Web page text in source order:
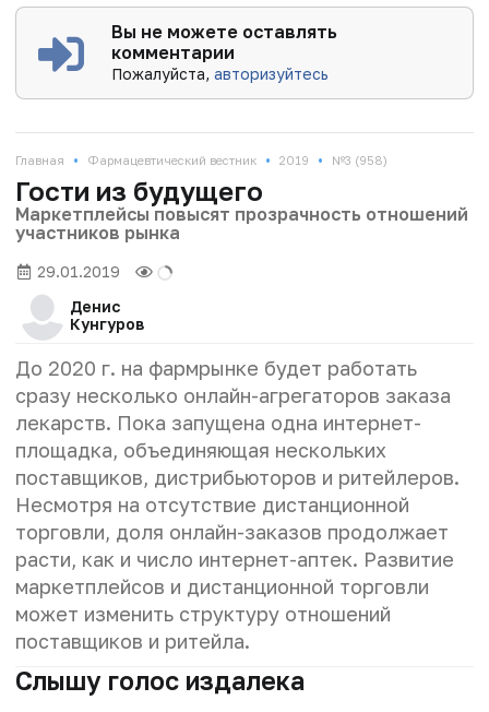
Вы не можете оставлять
комментарии
Пожалуйста,авторизуйтесь
Главная • Фармацевтический вестник • 2019 • №3 (958)
Гости из будущего
Маркетплейсы повысят прозрачность отношений
участников рынка
29.01.2019
Денис
Кунгуров
До 2020 г. на фармрынке будет работать
сразу несколько онлайн-агрегаторов заказа
лекарств. Пока запущена одна интернет-
площадка, объединяющая нескольких
поставщиков, дистрибьюторов и ритейлеров.
Несмотря на отсутствие дистанционной
торговли, доля онлайн-заказов продолжает
расти, как и число интернет-аптек. Развитие
маркетплейсов и дистанционной торговли
может изменить структуру отношений
поставщиков и ритейла.
Слышу голос издалека